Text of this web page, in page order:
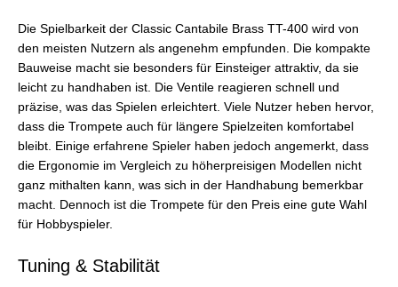
Die Spielbarkeit der Classic Cantabile Brass TT-400 wird von
den meisten Nutzern als angenehm empfunden. Die kompakte
Bauweise macht sie besonders für Einsteiger attraktiv, da sie
leicht zu handhaben ist. Die Ventile reagieren schnell und
präzise, was das Spielen erleichtert. Viele Nutzer heben hervor,
dass die Trompete auch für längere Spielzeiten komfortabel
bleibt. Einige erfahrene Spieler haben jedoch angemerkt, dass
die Ergonomie im Vergleich zu höherpreisigen Modellen nicht
ganz mithalten kann, was sich in der Handhabung bemerkbar
macht. Dennoch ist die Trompete für den Preis eine gute Wahl
für Hobbyspieler.
Tuning & Stabilität